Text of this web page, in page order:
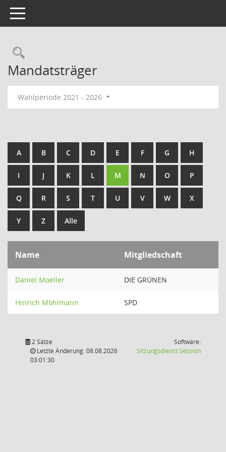
Toggle navigation
Rechercheauswahl
Mandatsträger
Wahlperiode 2021 - 2026
A B C D E F G H
I J K L M N O P
Q R S T U V W X
Y Z Alle
Name Mitgliedschaft
Daniel Moeller DIE GRÜNEN
Hinrich Möhlmann SPD
2 Sätze
Letzte Änderung: 08.08.2026
03:01:30
Software:
SitzungsdienstSession(Wird in